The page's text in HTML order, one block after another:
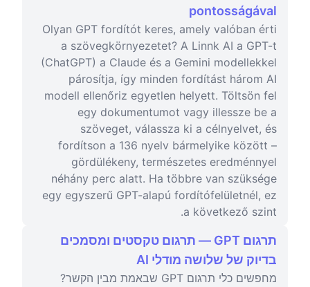
pontosságával
Olyan GPT fordítót keres, amely valóban érti
a szövegkörnyezetet? A Linnk AI a GPT-t
(ChatGPT) a Claude és a Gemini modellekkel
párosítja, így minden fordítást három AI
modell ellenőriz egyetlen helyett. Töltsön fel
egy dokumentumot vagy illessze be a
szöveget, válassza ki a célnyelvet, és
fordítson a 136 nyelv bármelyike között –
gördülékeny, természetes eredménnyel
néhány perc alatt. Ha többre van szüksége
egy egyszerű GPT-alapú fordítófelületnél, ez
a következő szint.
תרגום GPT — תרגום טקסטים ומסמכים
בדיוק של שלושה מודלי AI
מחפשים כלי תרגום GPT שבאמת מבין הקשר?